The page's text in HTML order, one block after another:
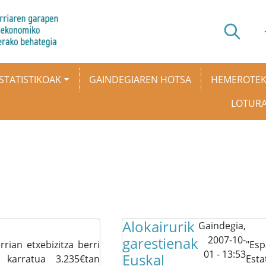
GAINDEGIAREN HOTSA
etxebizitza berri
3.235€tan
Alokairurik
garestienak
Euskal
Gaindegia,
2007-10-
01 - 13:53